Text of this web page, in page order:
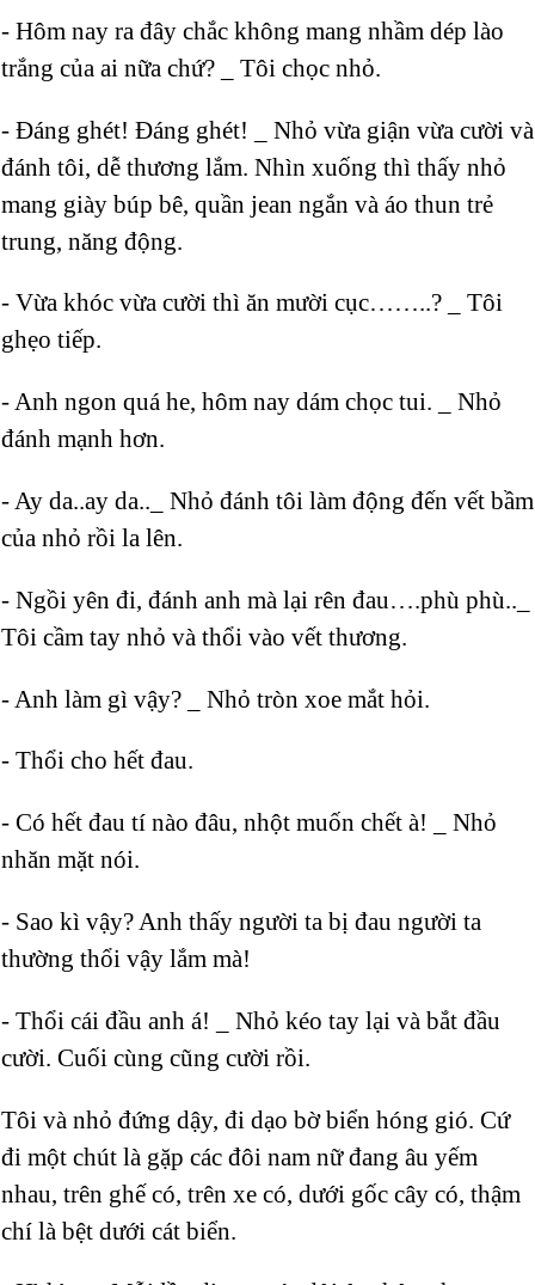
- Hôm nay ra đây chắc không mang nhầm dép lào
trắng của ai nữa chứ? _ Tôi chọc nhỏ.
- Đáng ghét! Đáng ghét! _ Nhỏ vừa giận vừa cười và
đánh tôi, dễ thương lắm. Nhìn xuống thì thấy nhỏ
mang giày búp bê, quần jean ngắn và áo thun trẻ
trung, năng động.
- Vừa khóc vừa cười thì ăn mười cục……..? _ Tôi
ghẹo tiếp.
- Anh ngon quá he, hôm nay dám chọc tui. _ Nhỏ
đánh mạnh hơn.
- Ay da..ay da.._ Nhỏ đánh tôi làm động đến vết bầm
của nhỏ rồi la lên.
- Ngồi yên đi, đánh anh mà lại rên đau….phù phù.._
Tôi cầm tay nhỏ và thổi vào vết thương.
- Anh làm gì vậy? _ Nhỏ tròn xoe mắt hỏi.
- Thổi cho hết đau.
- Có hết đau tí nào đâu, nhột muốn chết à! _ Nhỏ
nhăn mặt nói.
- Sao kì vậy? Anh thấy người ta bị đau người ta
thường thổi vậy lắm mà!
- Thổi cái đầu anh á! _ Nhỏ kéo tay lại và bắt đầu
cười. Cuối cùng cũng cười rồi.
Tôi và nhỏ đứng dậy, đi dạo bờ biển hóng gió. Cứ
đi một chút là gặp các đôi nam nữ đang âu yếm
nhau, trên ghế có, trên xe có, dưới gốc cây có, thậm
chí là bệt dưới cát biển.